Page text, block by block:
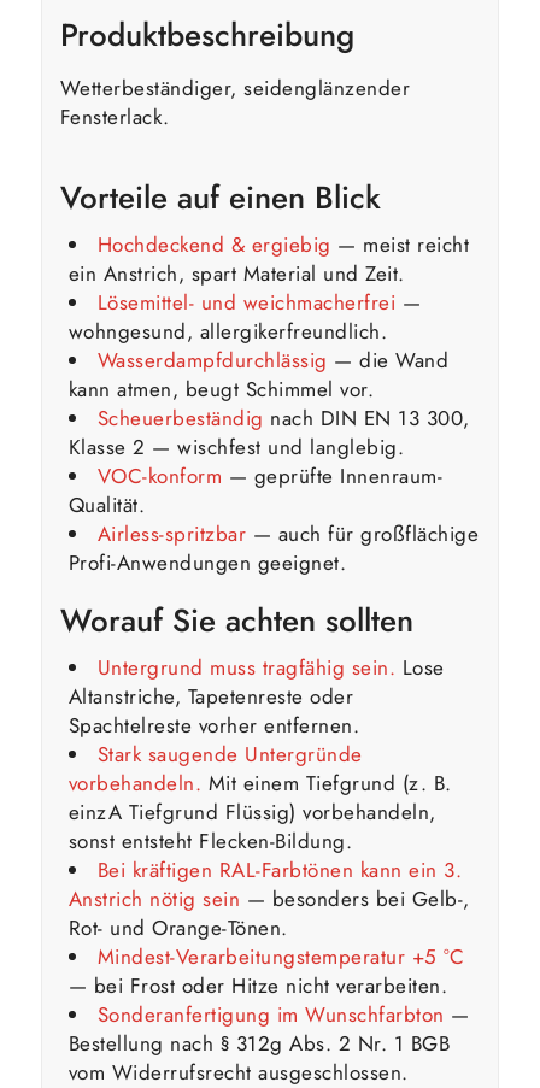
Produktbeschreibung
Wetterbeständiger, seidenglänzender
Fensterlack.
Vorteile auf einen Blick
Hochdeckend & ergiebig — meist reicht
ein Anstrich, spart Material und Zeit.
Lösemittel- und weichmacherfrei —
wohngesund, allergikerfreundlich.
Wasserdampfdurchlässig — die Wand
kann atmen, beugt Schimmel vor.
Scheuerbeständig nach DIN EN 13 300,
Klasse 2 — wischfest und langlebig.
VOC-konform — geprüfte Innenraum-
Qualität.
Airless-spritzbar — auch für großflächige
Profi-Anwendungen geeignet.
Worauf Sie achten sollten
Untergrund muss tragfähig sein. Lose
Altanstriche, Tapetenreste oder
Spachtelreste vorher entfernen.
Stark saugende Untergründe
vorbehandeln. Mit einem Tiefgrund (z. B.
einzA Tiefgrund Flüssig) vorbehandeln,
sonst entsteht Flecken-Bildung.
Bei kräftigen RAL-Farbtönen kann ein 3.
Anstrich nötig sein — besonders bei Gelb-,
Rot- und Orange-Tönen.
Mindest-Verarbeitungstemperatur +5 °C
— bei Frost oder Hitze nicht verarbeiten.
Sonderanfertigung im Wunschfarbton —
Bestellung nach § 312g Abs. 2 Nr. 1 BGB
vom Widerrufsrecht ausgeschlossen.